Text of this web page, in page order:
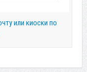
или киоски по